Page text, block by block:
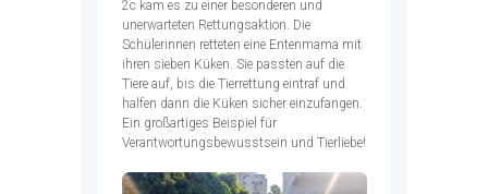
2c kam es zu einer besonderen und
unerwarteten Rettungsaktion. Die
Schülerinnen retteten eine Entenmama mit
ihren sieben Küken. Sie passten auf die
Tiere auf, bis die Tierrettung eintraf und
halfen dann die Küken sicher einzufangen.
Ein großartiges Beispiel für
Verantwortungsbewusstsein und Tierliebe!